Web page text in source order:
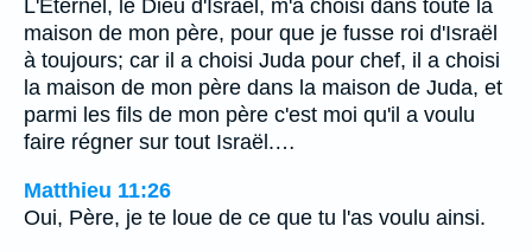
L'Eternel, le Dieu d'Israël, m'a choisi dans toute la
maison de mon père, pour que je fusse roi d'Israël
à toujours; car il a choisi Juda pour chef, il a choisi
la maison de mon père dans la maison de Juda, et
parmi les fils de mon père c'est moi qu'il a voulu
faire régner sur tout Israël.…
Matthieu 11:26
Oui, Père, je te loue de ce que tu l'as voulu ainsi.